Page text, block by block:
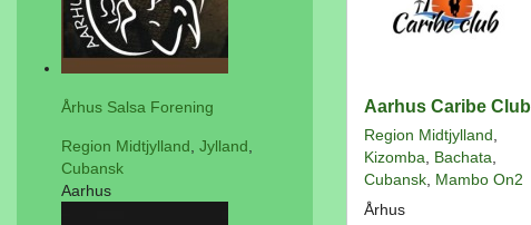
Aarhus Caribe Club
Region Midtjylland,
Kizomba, Bachata,
Cubansk, Mambo On2
Århus
Århus Salsa Forening
Region Midtjylland Jylland
Cubansk
Aarhus